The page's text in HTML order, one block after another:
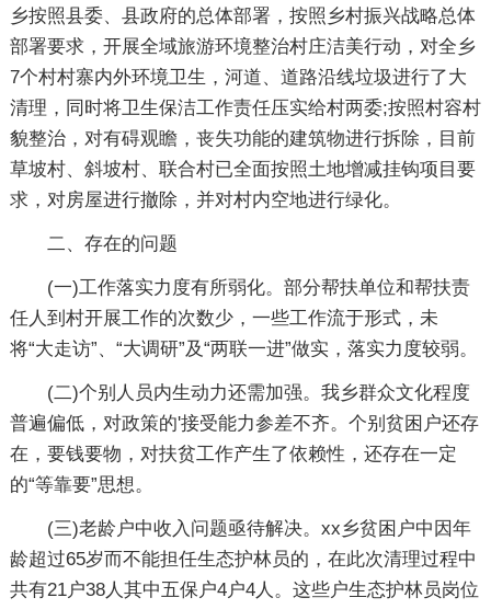
乡按照县委、县政府的总体部署，按照乡村振兴战略总体
部署要求，开展全域旅游环境整治村庄洁美行动，对全乡
7个村村寨内外环境卫生，河道、道路沿线垃圾进行了大
清理，同时将卫生保洁工作责任压实给村两委;按照村容村
貌整治，对有碍观瞻，丧失功能的建筑物进行拆除，目前
草坡村、斜坡村、联合村已全面按照土地增减挂钩项目要
求，对房屋进行撤除，并对村内空地进行绿化。
二、存在的问题
(一)工作落实力度有所弱化。部分帮扶单位和帮扶责
任人到村开展工作的次数少，一些工作流于形式，未
将“大走访”、“大调研”及“两联一进”做实，落实力度较弱。
(二)个别人员内生动力还需加强。我乡群众文化程度
普遍偏低，对政策的'接受能力参差不齐。个别贫困户还存
在，要钱要物，对扶贫工作产生了依赖性，还存在一定
的“等靠要”思想。
(三)老龄户中收入问题亟待解决。xx乡贫困户中因年
龄超过65岁而不能担任生态护林员的，在此次清理过程中
共有21户38人其中五保户4户4人。这些户生态护林员岗位